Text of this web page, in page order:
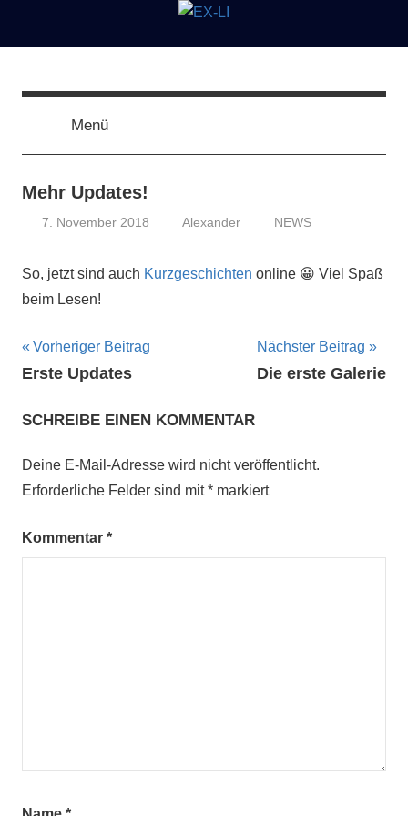
EX-
Kohl
Menü
Mehr Updates!
7. November 2018 Alexander NEWS
So, jetzt sind auch Kurzgeschichten online 😀 Viel Spaß
beim Lesen!
Beitragsnavigation
Vorheriger Beitrag
Erste Updates
Nächster Beitrag
Die erste Galerie
SCHREIBE EINEN KOMMENTAR
Deine E-Mail-Adresse wird nicht veröffentlicht.
Erforderliche Felder sind mit* markiert
Kommentar *